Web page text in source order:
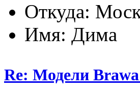
Откуда:
Имя: Дима
Re: Модели